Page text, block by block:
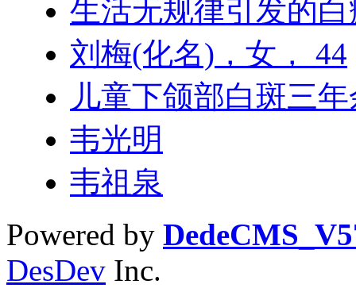
生活无规律引发的
刘梅(化名)，女， 44
儿童下颌部白斑三
韦光明
韦祖泉
Powered by
DesDev Inc.